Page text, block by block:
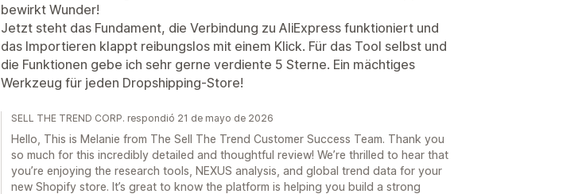
bewirkt Wunder!
Jetzt steht das Fundament, die Verbindung zu AliExpress funktioniert und
das Importieren klappt reibungslos mit einem Klick. Für das Tool selbst und
die Funktionen gebe ich sehr gerne verdiente 5 Sterne. Ein mächtiges
Werkzeug für jeden Dropshipping-Store!
SELL THE TREND CORP. respondió 21 de mayo de 2026
Hello, This is Melanie from The Sell The Trend Customer Success Team. Thank you
so much for this incredibly detailed and thoughtful review! We’re thrilled to hear that
you’re enjoying the research tools, NEXUS analysis, and global trend data for your
new Shopify store. It’s great to know the platform is helping you build a strong